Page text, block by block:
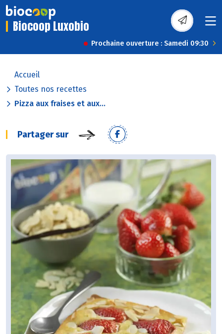
Biocoop Luxobio
Prochaine ouverture : Samedi 09:30
Accueil
Toutes nos recettes
Pizza aux fraises et aux...
Partager sur